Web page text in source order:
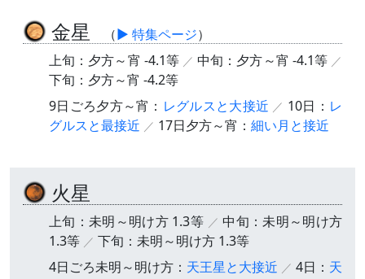
金星 （▶ 特集ページ）
上旬：夕方～宵 -4.1等
中旬：夕方～宵 -4.1等
下旬：夕方～宵 -4.2等
9日ごろ夕方～宵： レグルスと大接近 10日： レ
グルスと最接近
17日夕方～宵： 細い月と接近
火星
上旬：未明～明け方 1.3等
中旬：未明～明け方
1.3等
下旬：未明～明け方 1.3等
4日ごろ未明～明け方： 天王星と大接近 4日： 天